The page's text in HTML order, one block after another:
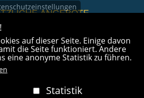
ANGEBOTE
Imagefilme und mehr
x 360° Fotografie
auf dieser Seite. Einige davon
die Seite funktioniert. Andere
eine anonyme Statistik zu führen.
Statistik